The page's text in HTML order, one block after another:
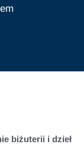
biżuterii i dzieł